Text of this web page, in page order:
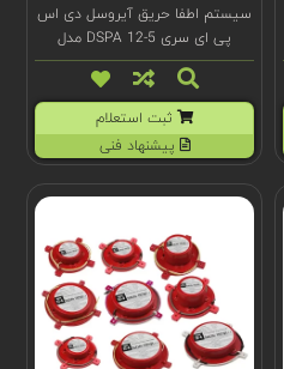
سیستم اطفا حریق آیروسل دی اس
پی ای سری DSPA 12-5 مدل
(t)100024
ثبت استعلام
پیشنهاد فنی